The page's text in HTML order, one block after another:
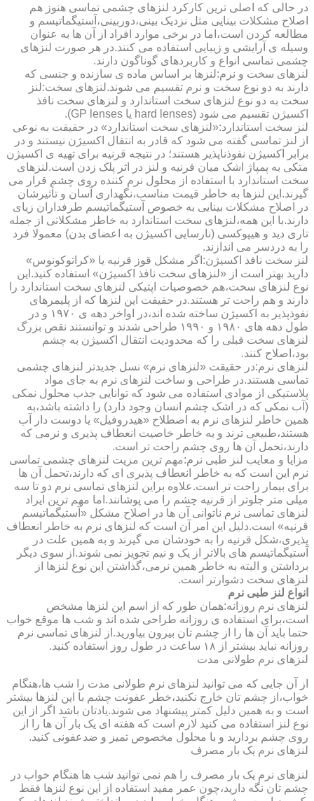
در حالی که اصلی ترین کارکرد لنزهای چشمی تماسی هنوز هم
اصلاح مشکلات بینایی مثل نزدیک بینی،دوربینی،آستیگماتیسم و
مطالعه کردن است،اما در برخی موارد افراد از آن ها به عنوان
وسیله ی آرایشی و زیبایی استفاده می کنند.در هر صورت لنزهای
چشمی تماسی انواع و کاربردهای گوناگون دارند.
لنزهای سخت و نرم:لنزها بر اساس ماده ی سازنده و جنسی که
دارند به دو نوع سخت و نرم تقسیم می شوند.لنزهای سخت:لنز
سخت به دو نوع لنزهای سخت استاندارد و لنزهای سخت نافذ
اکسیژن تقسیم می شود (hard lenses یا GP lenses).
لنز سخت استاندارد:«لنزهای سخت استاندارد» در حقیقت به نوعی
از لنز تماسی گفته می شود که قادر به انتقال اکسیژن نیستند و در
برابر اکسیژن نفوذناپذیر هستند؛ در نتیجه قرنیه برای تهیه ی اکسیژن
متکی به پمپاژ اشک میان قرنیه و لنز در اثر پلک زدن است.لنزهای
سخت استاندارد با استفاده از محلول نرم کننده روی چشم قرار می
گیرند.این لنزها به خاطر قیمت مناسب،نگهداری آسان و تأثیرشان
در اصلاح مشکلات بینایی به خصوص آستیگماتیسم طرفداران زیای
دارند.با این همه،لنزهای سخت استاندارد به خاطر مشکلاتی از جمله
تاری دید و هیپوکسی (نارسایی اکسیژن به اعضای بدن) معمولا فرد
را به دردسر می اندازند.
لنز سخت نافذ اکسیژن:اگر مشکل قوز قرنیه یا «کراتوکونوس»
دارید بهتر است از «لنزهای سخت نافذ اکسیژن» استفاده کنید.این
نوع لنزهای سخت،هم خصوصیات اپتیکی لنزهای سخت استاندارد را
دارند و هم راحت تر هستند.در حقیقت این لنزها که از پلیمرهای
نفوذپذیر به اکسیژن ساخته شده اند،در اواخر دهه ی ۱۹۷۰ و در
طول دهه های ۱۹۸۰ و ۱۹۹۰ طراحی شدند و توانستند نقص بزرگ
لنزهای سخت قبلی را که محدودیت انتقال اکسیژن به چشم
بود،اصلاح کنند.
لنزهای نرم:در حقیقت «لنزهای نرم» نسل جدیدتر لنزهای چشمی
تماسی هستند.در طراحی و ساخت لنزهای نرم به جای مواد
پلاستیکی از موادی استفاده می شود که توانایی جذب محلول نمکی
(آب نمکی که در اشک چشم انسان وجود دارد) را داشته باشد،به
همین خاطر لنزهای نرم به اصطلاح «هیدروفیل» یا دوست دار آب
هستند،طبیعی ترند و به خاطر خاصیت انعطاف پذیری و نرمی که
دارند،تحمل آن ها روی چشم راحت تر است.
مزایا و معایب لنز طبی نرم:مهم ترین مزیت لنزهای چشمی تماسی
نرم این است که به خاطر انعطاف پذیری ای که دارند،تحمل آن ها
برای بیمار راحت تر است.علاوه براین لنزهای تماسی نرم دو تا سه
میلی متر جلوتر از قرنیه چشم را می پوشانند.اما مهم ترین ایراد
لنزهای تماسی نرم ناتوانی آن ها در اصلاح مشکل «آستیگماتیسم
قرنیه» است.دلیل این امر آن است که لنزهای نرم به خاطر انعطاف
پذیری،شکل قرنیه را به خودشان می گیرند و به همین علت در
آستیگماتیسم های بالاتر از یک و نیم تجویز نمی شوند.از سوی دیگر
برداشتن و البته به خاطر همین نرمی،گذاشتن این نوع لنزها از
لنزهای سخت دشوارتر است.
انواع لنز طبی نرم
لنزهای نرم روزانه:همان طور که از اسم این لنزها مشخص
است،برای استفاده ی روزانه طراحی شده اند و شب ها موقع خواب
حتما باید آن ها را از چشم تان بیرون بیاورید.از لنزهای تماسی نرم
روزانه نباید بیشتر از ۱۸ ساعت در طول روز استفاده کنید.
لنزهای نرم طولانی مدت
از آن جایی که می توانید لنزهای نرم طولانی مدت را شب ها،هنگام
خواب،از چشم تان خارج نکنید،خطر عفونت چشم با این لنزها بیشتر
است و به همین دلیل کمتر پیشنهاد می شوند.یادتان باشد اگر از این
نوع لنز استفاده می کنید لازم است که هفته ای یک بار آن ها را از
روی چشم بردارید و با محلول مخصوص تمیز و ضدعفونی کنید.
لنزهای نرم یک بار مصرف
لنزهای نرم یک بار مصرف را هم نمی توانید شب ها هنگام خواب در
چشم تان نگه دارید،چون عمر مفید استفاده از این نوع لنزها فقط